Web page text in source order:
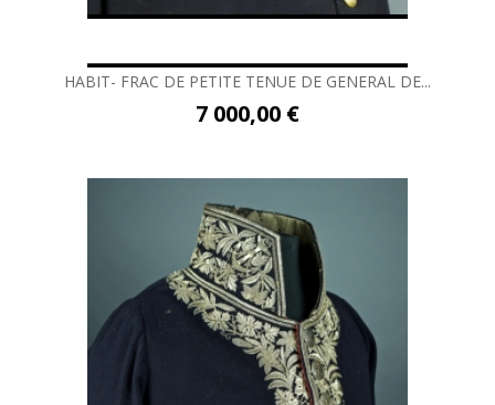
HABIT- FRAC DE PETITE TENUE DE GENERAL DE...
7 000,00 €